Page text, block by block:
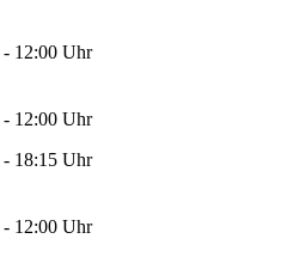
- 12:00 Uhr
- 12:00 Uhr
- 18:15 Uhr
- 12:00 Uhr